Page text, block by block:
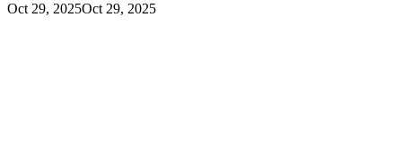
Oct 29, 2025Oct 29, 2025